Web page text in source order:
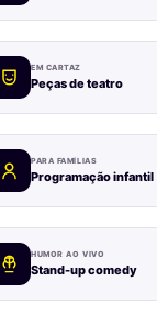
EM CARTAZ
Peças de teatro
PARA FAMÍLIAS
Programação infantil
HUMOR AO VIVO
Stand-up comedy